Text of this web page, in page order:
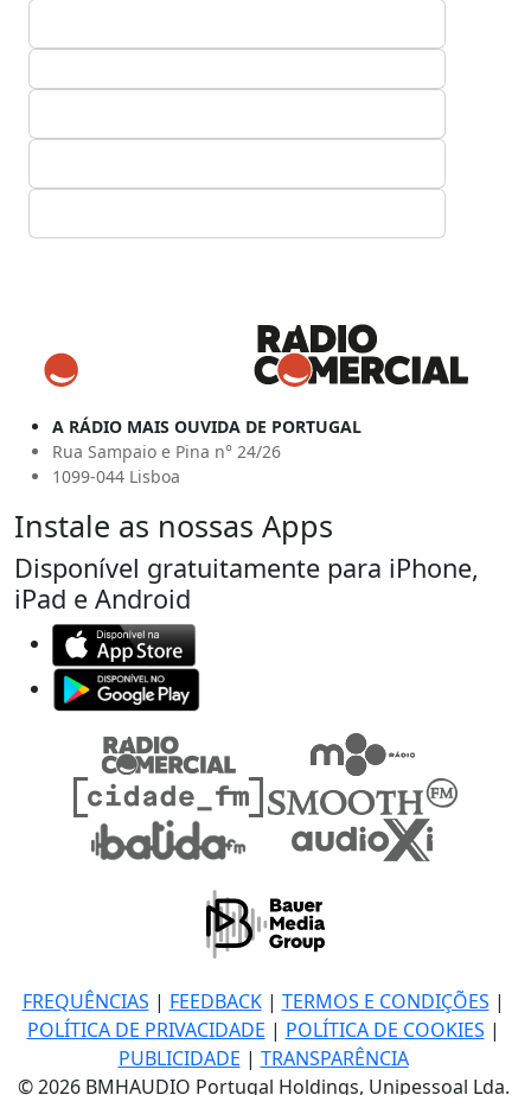
A RÁDIO MAIS OUVIDA DE PORTUGAL
Rua Sampaio e Pina n° 24/26
1099-044 Lisboa
Instale as nossas Apps
Disponível gratuitamente para iPhone,
iPad e Android
FREQUÊNCIAS | FEEDBACK| TERMOS E CONDIÇÕES |
POLÍTICA DE PRIVACIDADE | POLÍTICA DE COOKIES |
PUBLICIDADE | TRANSPARÊNCIA
© 2026 BMHAUDIO Portugal Holdings, Unipessoal Lda.